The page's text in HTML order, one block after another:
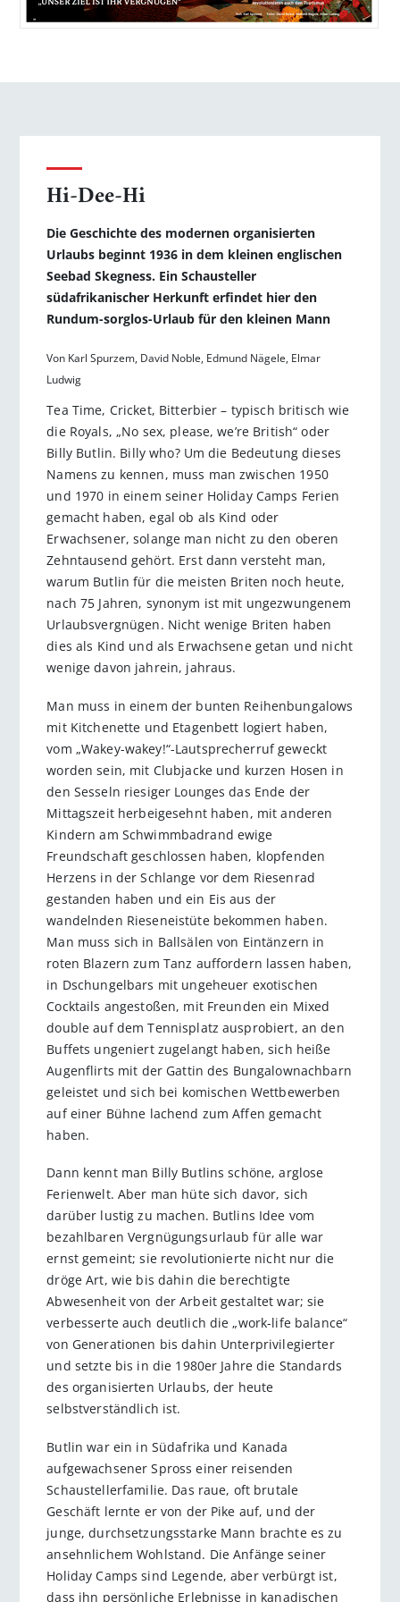
Hi-Dee-Hi
Die Geschichte des modernen organisierten
Urlaubs beginnt 1936 in dem kleinen englischen
Seebad Skegness. Ein Schausteller
südafrikanischer Herkunft erfindet hier den
Rundum-sorglos-Urlaub für den kleinen Mann
Von Karl Spurzem, David Noble, Edmund Nägele, Elmar
Ludwig
Tea Time, Cricket, Bitterbier – typisch britisch wie
die Royals, „No sex, please, we’re British“ oder
Billy Butlin. Billy who? Um die Bedeutung dieses
Namens zu kennen, muss man zwischen 1950
und 1970 in einem seiner Holiday Camps Ferien
gemacht haben, egal ob als Kind oder
Erwachsener, solange man nicht zu den oberen
Zehntausend gehört. Erst dann versteht man,
warum Butlin für die meisten Briten noch heute,
nach 75 Jahren, synonym ist mit ungezwungenem
Urlaubsvergnügen. Nicht wenige Briten haben
dies als Kind und als Erwachsene getan und nicht
wenige davon jahrein, jahraus.
Man muss in einem der bunten Reihenbungalows
mit Kitchenette und Etagenbett logiert haben,
vom „Wakey-wakey!“-Lautsprecherruf geweckt
worden sein, mit Clubjacke und kurzen Hosen in
den Sesseln riesiger Lounges das Ende der
Mittagszeit herbeigesehnt haben, mit anderen
Kindern am Schwimmbadrand ewige
Freundschaft geschlossen haben, klopfenden
Herzens in der Schlange vor dem Riesenrad
gestanden haben und ein Eis aus der
wandelnden Rieseneistüte bekommen haben.
Man muss sich in Ballsälen von Eintänzern in
roten Blazern zum Tanz auffordern lassen haben,
in Dschungelbars mit ungeheuer exotischen
Cocktails angestoßen, mit Freunden ein Mixed
double auf dem Tennisplatz ausprobiert, an den
Buffets ungeniert zugelangt haben, sich heiße
Augenflirts mit der Gattin des Bungalownachbarn
geleistet und sich bei komischen Wettbewerben
auf einer Bühne lachend zum Affen gemacht
haben.
Dann kennt man Billy Butlins schöne, arglose
Ferienwelt. Aber man hüte sich davor, sich
darüber lustig zu machen. Butlins Idee vom
bezahlbaren Vergnügungsurlaub für alle war
ernst gemeint; sie revolutionierte nicht nur die
dröge Art, wie bis dahin die berechtigte
Abwesenheit von der Arbeit gestaltet war; sie
verbesserte auch deutlich die „work-life balance“
von Generationen bis dahin Unterprivilegierter
und setzte bis in die 1980er Jahre die Standards
des organisierten Urlaubs, der heute
selbstverständlich ist.
Butlin war ein in Südafrika und Kanada
aufgewachsener Spross einer reisenden
Schaustellerfamilie. Das raue, oft brutale
Geschäft lernte er von der Pike auf, und der
junge, durchsetzungsstarke Mann brachte es zu
ansehnlichem Wohlstand. Die Anfänge seiner
Holiday Camps sind Legende, aber verbürgt ist,
dass ihn persönliche Erlebnisse in kanadischen